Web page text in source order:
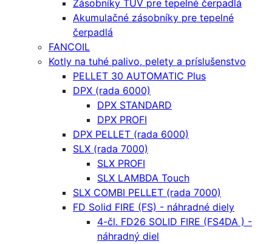
Zásobníky TÚV pre tepelné čerpadlá
Akumulačné zásobníky pre tepelné
čerpadlá
FANCOIL
Kotly na tuhé palivo, pelety a príslušenstvo
PELLET 30 AUTOMATIC Plus
DPX (rada 6000)
DPX STANDARD
DPX PROFI
DPX PELLET (rada 6000)
SLX (rada 7000)
SLX PROFI
SLX LAMBDA Touch
SLX COMBI PELLET (rada 7000)
FD Solid FIRE (FS) - náhradné diely
4-čl. FD26 SOLID FIRE (FS4DA ) -
náhradný diel